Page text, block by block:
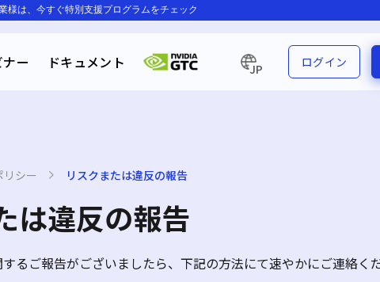
様は、今すぐ特別支援プログラムをチェック
ー ドキュメント JP ログイン
シー リスクまたは違反の報告
は違反の報告
るご報告がございましたら、下記の方法にて速やかにご連絡く